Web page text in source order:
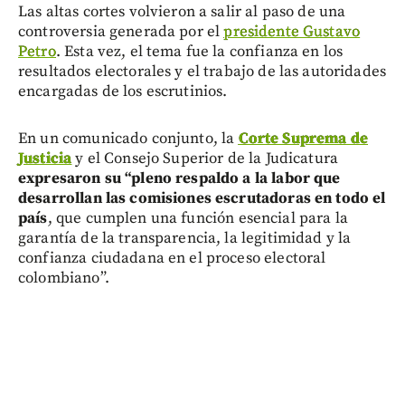
Las altas cortes volvieron a salir al paso de una
controversia generada por elpresidente Gustavo
Petro. Esta vez, el tema fue la confianza en los
resultados electorales y el trabajo de las autoridades
encargadas de los escrutinios.
En un comunicado conjunto, la Corte Suprema de
Justiciay el Consejo Superior de la Judicatura
expresaron su “pleno respaldo a la labor que
desarrollan las comisiones escrutadoras en todo el
país, que cumplen una función esencial para la
garantía de la transparencia, la legitimidad y la
confianza ciudadana en el proceso electoral
colombiano”.